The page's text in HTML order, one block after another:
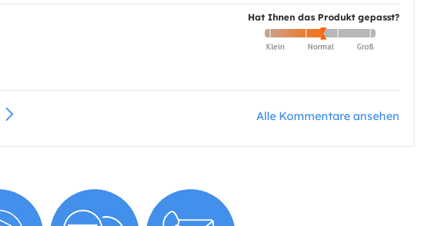
Hat Ihnen das Produkt gepasst?
Alle Kommentare ansehen